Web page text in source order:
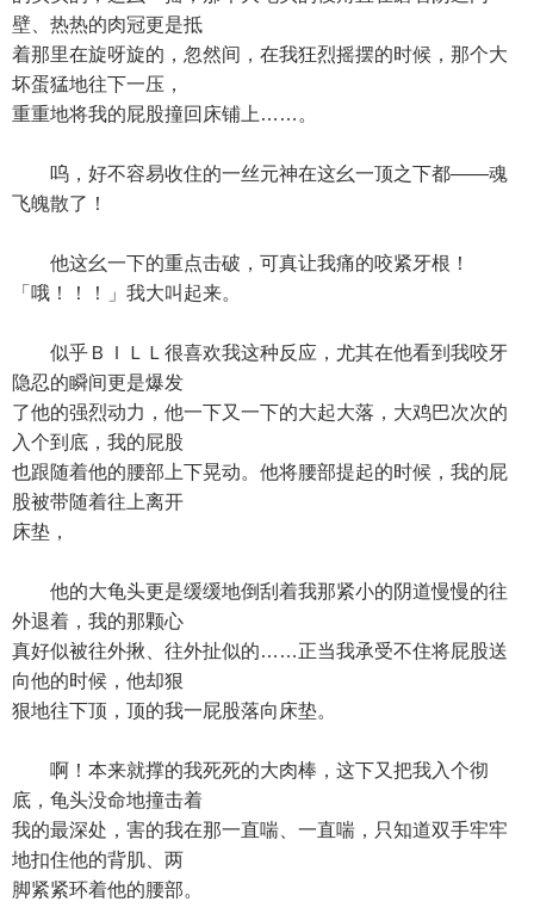
壁、热热的肉冠更是抵
着那里在旋呀旋的，忽然间，在我狂烈摇摆的时候，那个大
坏蛋猛地往下一压，
重重地将我的屁股撞回床铺上……。
呜，好不容易收住的一丝元神在这幺一顶之下都——魂
飞魄散了！
他这幺一下的重点击破，可真让我痛的咬紧牙根！
「哦！！！」我大叫起来。
似乎ＢＩＬＬ很喜欢我这种反应，尤其在他看到我咬牙
隐忍的瞬间更是爆发
了他的强烈动力，他一下又一下的大起大落，大鸡巴次次的
入个到底，我的屁股
也跟随着他的腰部上下晃动。他将腰部提起的时候，我的屁
股被带随着往上离开
床垫，
他的大龟头更是缓缓地倒刮着我那紧小的阴道慢慢的往
外退着，我的那颗心
真好似被往外揪、往外扯似的……正当我承受不住将屁股送
向他的时候，他却狠
狠地往下顶，顶的我一屁股落向床垫。
啊！本来就撑的我死死的大肉棒，这下又把我入个彻
底，龟头没命地撞击着
我的最深处，害的我在那一直喘、一直喘，只知道双手牢牢
地扣住他的背肌、两
脚紧紧环着他的腰部。